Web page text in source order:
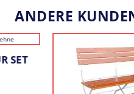
ANDERE